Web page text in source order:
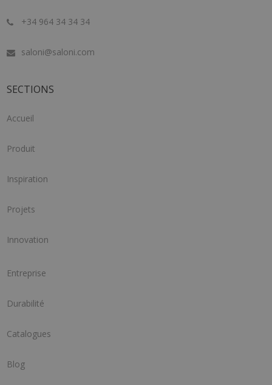
+34 964 34 34 34
saloni@saloni.com
SECTIONS
Accueil
Produit
Inspiration
Projets
Innovation
Entreprise
Durabilité
Catalogues
Blog